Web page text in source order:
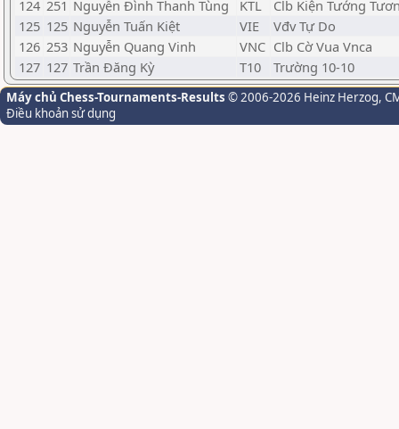
124 251 Nguyễn Đình Thanh Tùng KTL
Clb Kiện Tướng
125 125 Nguyễn Tuấn Kiệt VIE
Vđv Tự Do
126 253 Nguyễn Quang Vinh VNC Clb Cờ Vua Vnca
127 127 Trần Đăng Kỳ T10 Trường 10-10
Máy chủ Chess-Tournaments-Results © 2006-2026 Heinz Herzog,
Điều khoản sử dụng